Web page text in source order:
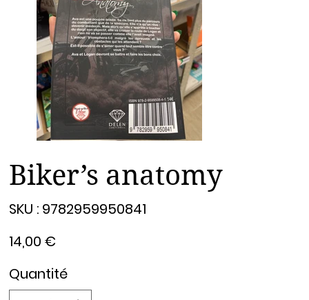
Biker’s anatomy
SKU : 9782959950841
9782959950841
14,00 €
Quantité